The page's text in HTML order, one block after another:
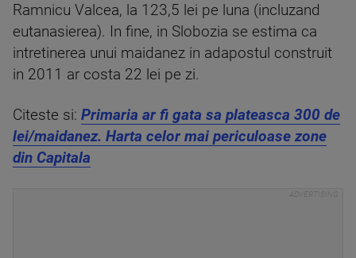
Ramnicu Valcea, la 123,5 lei pe luna (incluzand
eutanasierea). In fine, in Slobozia se estima ca
intretinerea unui maidanez in adapostul construit
in 2011 ar costa 22 lei pe zi.
Citeste si: Primaria ar fi gata sa plateasca 300 de
lei/maidanez. Harta celor mai periculoase zone
din Capitala